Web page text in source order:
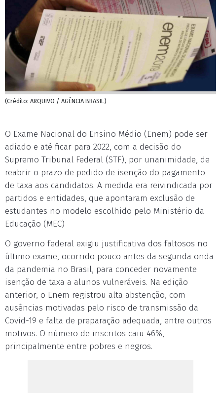
(Crédito: ARQUIVO / AGÊNCIA BRASIL)
O Exame Nacional do Ensino Médio (Enem) pode ser
adiado e até ficar para 2022, com a decisão do
Supremo Tribunal Federal (STF), por unanimidade, de
reabrir o prazo de pedido de isenção do pagamento
de taxa aos candidatos. A medida era reivindicada por
partidos e entidades, que apontaram exclusão de
estudantes no modelo escolhido pelo Ministério da
Educação (MEC)
O governo federal exigiu justificativa dos faltosos no
último exame, ocorrido pouco antes da segunda onda
da pandemia no Brasil, para conceder novamente
isenção de taxa a alunos vulneráveis. Na edição
anterior, o Enem registrou alta abstenção, com
ausências motivadas pelo risco de transmissão da
Covid-19 e falta de preparação adequada, entre outros
motivos. O número de inscritos caiu 46%,
principalmente entre pobres e negros.